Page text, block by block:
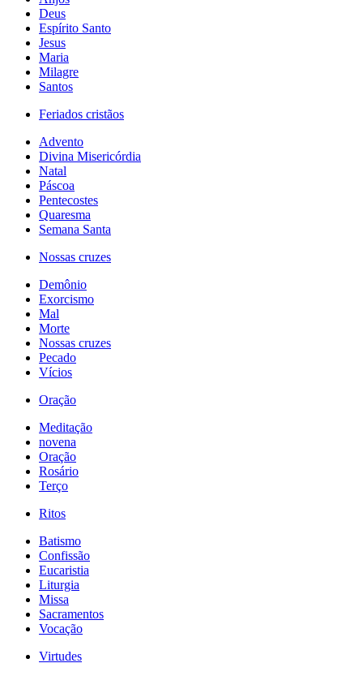
Deus
Espírito Santo
Jesus
Maria
Milagre
Santos
Feriados cristãos
Advento
Divina Misericórdia
Natal
Páscoa
Pentecostes
Quaresma
Semana Santa
Nossas cruzes
Demônio
Exorcismo
Mal
Morte
Nossas cruzes
Pecado
Vícios
Oração
Meditação
novena
Oração
Rosário
Terço
Ritos
Batismo
Confissão
Eucaristia
Liturgia
Missa
Sacramentos
Vocação
Virtudes